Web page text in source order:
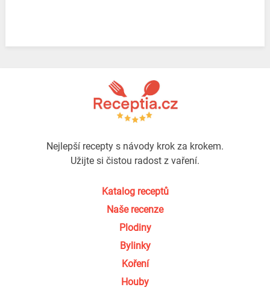
Nejlepší recepty s návody krok za krokem.
Užijte si čistou radost z vaření.
Katalog receptů
Naše recenze
Plodiny
Bylinky
Koření
Houby